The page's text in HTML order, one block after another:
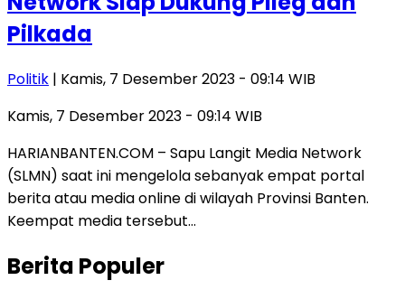
Pilkada
Politik | Kamis, 7 Desember 2023 - 09:14 WIB
Kamis, 7 Desember 2023 - 09:14 WIB
HARIANBANTEN.COM – Sapu Langit Media Network
(SLMN) saat ini mengelola sebanyak empat portal
berita atau media online di wilayah Provinsi Banten.
Keempat media tersebut…
Berita Populer